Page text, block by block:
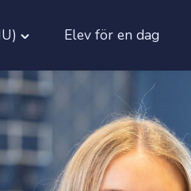
"Idrotter
(LIU)"
menu
Elev för en dag